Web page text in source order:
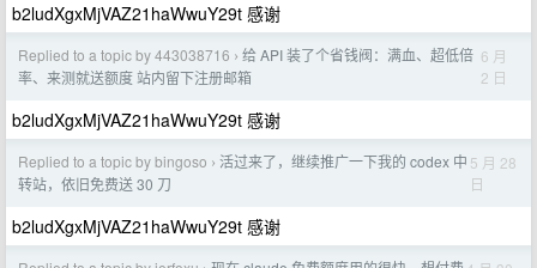
b2ludXgxMjVAZ21haWwuY29t 感谢
Replied to a topic by 443038716 › 给 API 装了个省钱阀：满血、超低倍
率、来测就送额度 站内留下注册邮箱
6 月
2 日
b2ludXgxMjVAZ21haWwuY29t 感谢
Replied to a topic by bingoso › 活过来了，继续推广一下我的 codex 中
转站，依旧免费送 30 刀
5 月 28
日
b2ludXgxMjVAZ21haWwuY29t 感谢